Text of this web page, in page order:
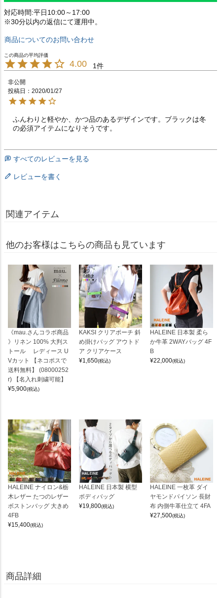
対応時間:平日10:00～17:00
※30分以内の返信にて運用中。
商品についてのお問い合わせ
4.00 1
非公開
投稿日
2020/01/27
ふんわりと軽やか、かつ品のあるデザインです。ブラックは冬
の必須アイテムになりそうです。
すべてのレビューを見る
レビューを書く
関連アイテム
他のお客様はこちらの商品も見ています
《mau.さんコラボ商品
》リネン 100% 大判ス
トール レディース U
Vカット 【ネコポスで
送料無料】 (08000252
r) 【名入れ刺繍可能】
¥5,900(税込)
KAKSI クリアポーチ 斜
め掛けバッグ アウトド
ア クリアケース
¥1,650(税込)
HALEINE 日本製 柔ら
か牛革 2WAYバッグ 4F
B
¥22,000(税込)
HALEINE ナイロン&栃
木レザー たつのレザー
ボストンバッグ 大きめ
4FB
¥15,400(税込)
HALEINE 日本製 横型
ボディバッグ
¥19,800(税込)
HALEINE 一枚革 ダイ
ヤモンドパイソン 長財
布 内側牛革仕立て 4FA
¥27,500(税込)
商品詳細